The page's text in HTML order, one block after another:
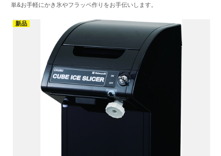
単&お手軽にかき氷やフラッペ作りをお手伝いします。
新品